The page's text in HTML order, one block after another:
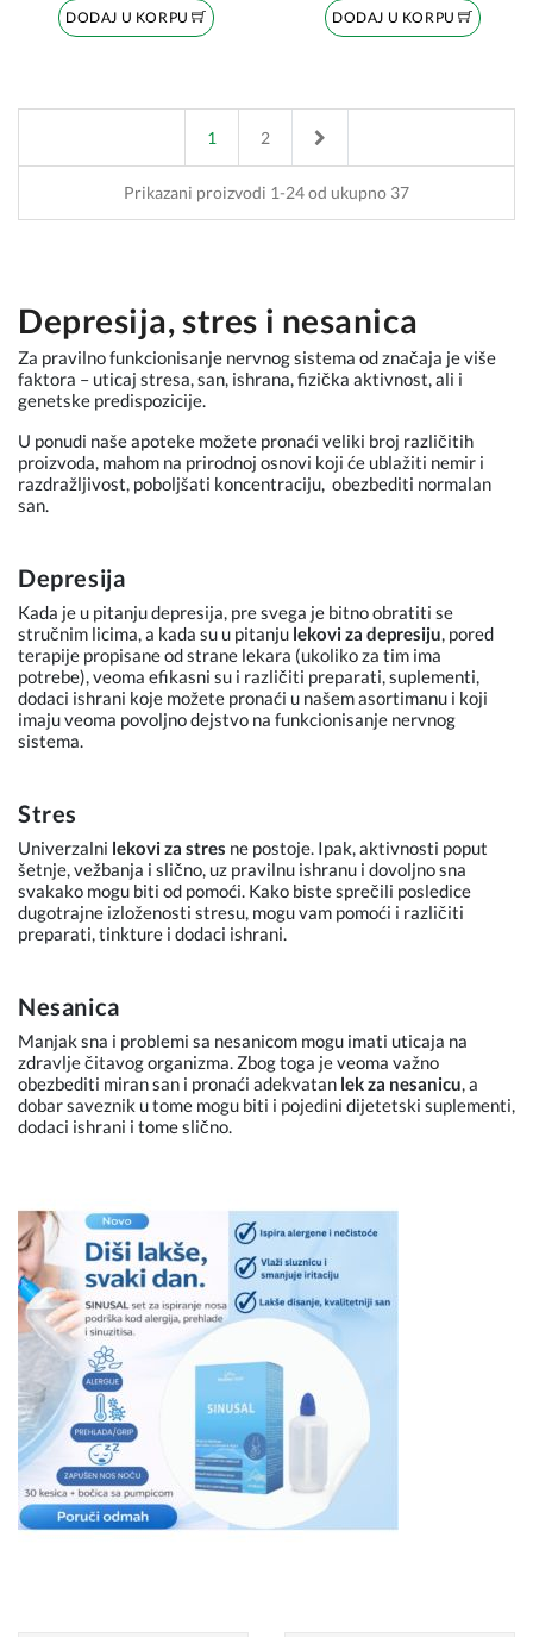
DODAJ U KORPU DODAJ U KORPU
1 2
Prikazani proizvodi 1-24 od ukupno 37
Depresija, stres i nesanica
Za pravilno funkcionisanje nervnog sistema od značaja je više
faktora – uticaj stresa, san, ishrana, fizička aktivnost, ali i
genetske predispozicije.
U ponudi naše apoteke možete pronaći veliki broj različitih
proizvoda, mahom na prirodnoj osnovi koji će ublažiti nemir i
razdražljivost, poboljšati koncentraciju, obezbediti normalan
san.
Depresija
Kada je u pitanju depresija, pre svega je bitno obratiti se
stručnim licima, a kada su u pitanju lekovi za depresiju, pored
terapije propisane od strane lekara (ukoliko za tim ima
potrebe), veoma efikasni su i različiti preparati, suplementi,
dodaci ishrani koje možete pronaći u našem asortimanu i koji
imaju veoma povoljno dejstvo na funkcionisanje nervnog
sistema.
Stres
Univerzalni lekovi za stres ne postoje. Ipak, aktivnosti poput
šetnje, vežbanja i slično, uz pravilnu ishranu i dovoljno sna
svakako mogu biti od pomoći. Kako biste sprečili posledice
dugotrajne izloženosti stresu, mogu vam pomoći i različiti
preparati, tinkture i dodaci ishrani.
Nesanica
Manjak sna i problemi sa nesanicom mogu imati uticaja na
zdravlje čitavog organizma. Zbog toga je veoma važno
obezbediti miran san i pronaći adekvatan lek za nesanicu, a
dobar saveznik u tome mogu biti i pojedini dijetetski suplementi,
dodaci ishrani i tome slično.